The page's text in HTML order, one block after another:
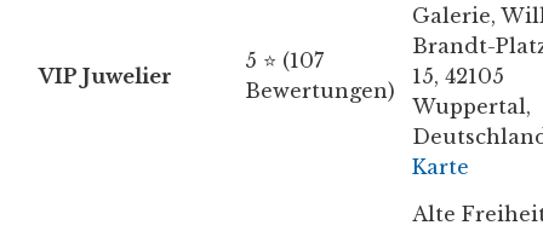
VIP Juwelier
5 ⭐ (107
Bewertungen)
Galerie,
Brandt-
15, 42105
Wuppertal,
Karte
Alte